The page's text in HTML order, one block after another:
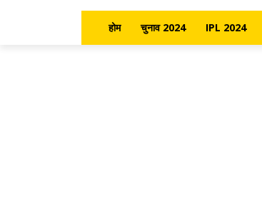
होम चुनाव 2024 IPL 2024